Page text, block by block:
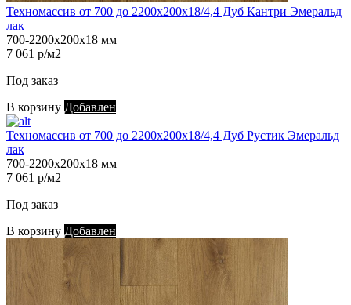
Техномассив от 700 до 2200х200х18/4,4 Дуб Кантри Эмеральд
лак
700-2200х200х18 мм
7 061 р/м2
Под заказ
В корзину Добавлен
Техномассив от 700 до 2200х200х18/4,4 Дуб Рустик Эмеральд
лак
700-2200х200х18 мм
7 061 р/м2
Под заказ
В корзину Добавлен